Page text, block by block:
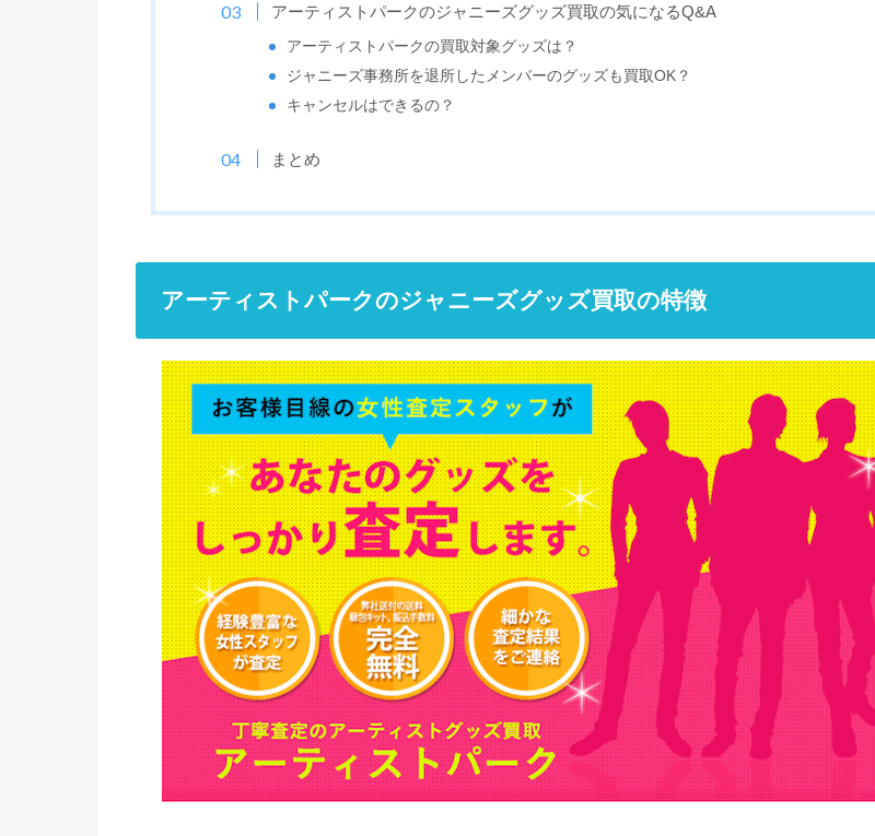
アーティストパークのジャニーズグッズ買取の気になるQ&A
アーティストパークの買取対象グッズは？
ジャニーズ事務所を退所したメンバーのグッズも買取OK？
キャンセルはできるの？
まとめ
アーティストパークのジャニーズグッズ買取の特徴